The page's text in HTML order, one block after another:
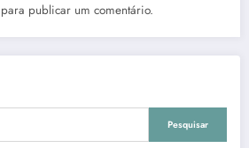
para publicar um comentário.
Pesquisar